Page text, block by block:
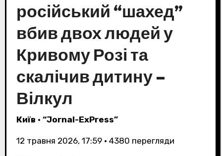
російський “шахед”
вбив двох людей у
Кривому Розі та
скалічив дитину –
Вілкул
Київ • “Jornal-ExPress”
12 травня 2026, 17:59• 4380 перегляди